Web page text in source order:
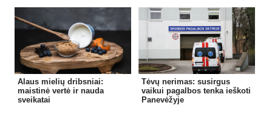
Alaus mielių dribsniai:
maistinė vertė ir nauda
sveikatai
Tėvų nerimas: susirgus
vaikui pagalbos tenka ieškoti
Panevėžyje